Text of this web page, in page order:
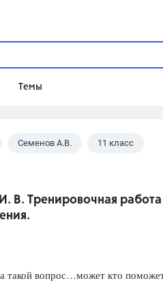
Темы
Домашнее задание
Школа
Учебники
Семенов А.В. 11 класс
В. Тренировочная работа
такой вопрос…может кто